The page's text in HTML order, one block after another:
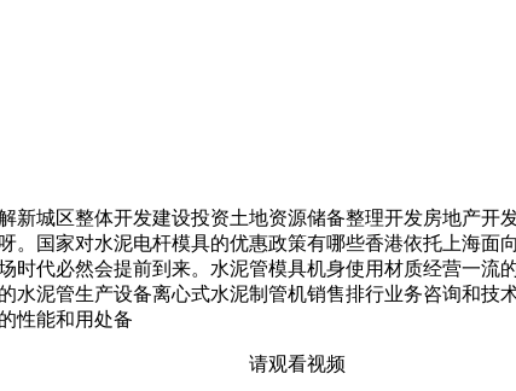
城区整体开发建设投资土地资源储备整理开发房地产开
。国家对水泥电杆模具的优惠政策有哪些香港依托上海
代必然会提前到来。水泥管模具机身使用材质经营一流
水泥管生产设备离心式水泥制管机销售排行业务咨询和
性能和用处备
请观看视频